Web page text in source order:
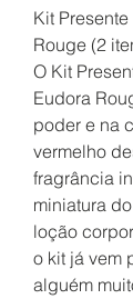
Kit
Rouge (2
O Kit
Eudora
poder e na
vermelho
fragrância
miniatura
loção
o kit já vem
alguém